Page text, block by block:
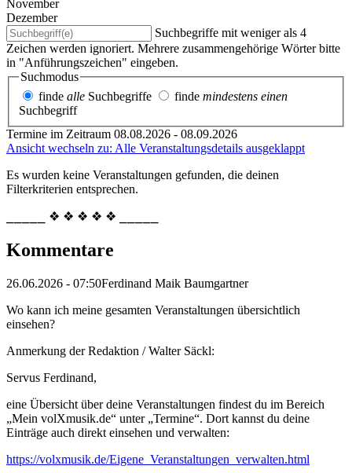
November
Dezember
Suchbegriffe mit weniger als 4
Zeichen werden ignoriert. Mehrere zusammengehörige Wörter bitte
in "Anführungszeichen" eingeben.
Suchmodus
finde alle Suchbegriffe finde mindestens einen
Suchbegriff
Termine im Zeitraum 08.08.2026 - 08.09.2026
Ansicht wechseln zu: Alle Veranstaltungsdetails ausgeklappt
Es wurden keine Veranstaltungen gefunden, die deinen
Filterkriterien entsprechen.
⎯⎯⎯⎯⎯ ❖ ❖ ❖ ❖ ❖ ⎯⎯⎯⎯⎯
Kommentare
26.06.2026 - 07:50Ferdinand Maik Baumgartner
Wo kann ich meine gesamten Veranstaltungen übersichtlich
einsehen?
Anmerkung der Redaktion /Walter Säckl:
Servus Ferdinand,
eine Übersicht über deine Veranstaltungen findest du im Bereich
„Mein volXmusik.de“ unter „Termine“. Dort kannst du deine
Einträge auch direkt einsehen und verwalten:
https://volxmusik.de/Eigene_Veranstaltungen_verwalten.html